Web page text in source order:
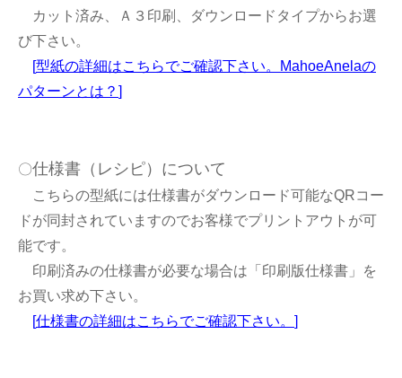
カット済み、Ａ３印刷、ダウンロードタイプからお選
び下さい。
[型紙の詳細はこちらでご確認下さい。MahoeAnelaの
パターンとは？ ]
〇仕様書（レシピ）について
こちらの型紙には仕様書がダウンロード可能なQRコー
ドが同封されていますのでお客様でプリントアウトが可
能です。
印刷済みの仕様書が必要な場合は「印刷版仕様書」を
お買い求め下さい。
[仕様書の詳細はこちらでご確認下さい。 ]